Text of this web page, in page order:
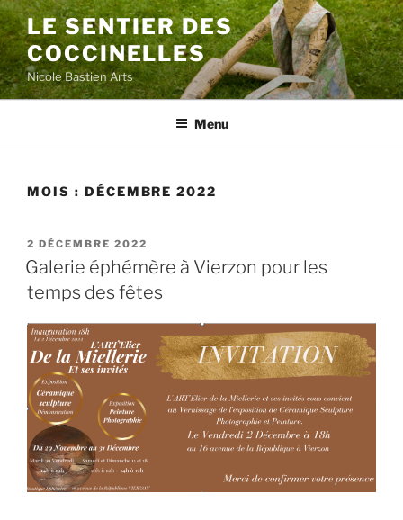
Aller
au
contenu
principal
LE SENTIER DES
COCCINELLES
Nicole Bastien Arts
Menu
MOIS : DÉCEMBRE 2022
PUBLIÉ
LE
2 DÉCEMBRE 2022
Galerie éphémère à Vierzon pour les
temps des fêtes